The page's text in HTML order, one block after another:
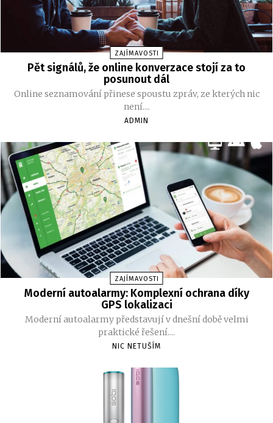
ZAJÍMAVOSTI
Pět signálů, že online konverzace stojí za to
posunout dál
Online seznamování přinese spoustu zpráv, ze kterých nic
není....
ADMIN
ZAJÍMAVOSTI
Moderní autoalarmy: Komplexní ochrana díky
GPS lokalizaci
Moderní autoalarmy představují v dnešní době velmi
praktické řešení....
NIC NETUŠÍM